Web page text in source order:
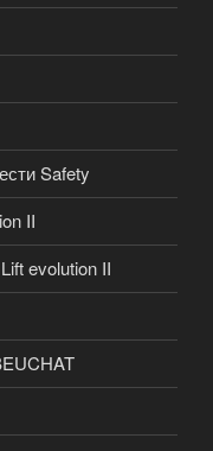
Safety
II
evolution II